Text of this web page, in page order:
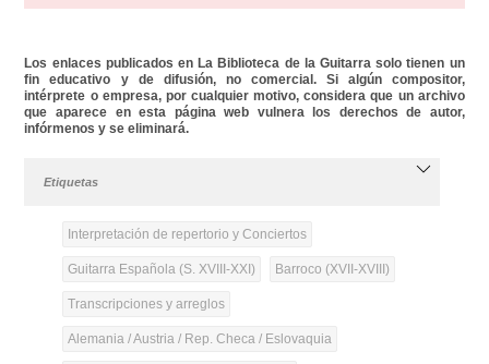
Área personal Reproductor
Los enlaces publicados en La Biblioteca de la Guitarra solo tienen un
fin educativo y de difusión, no comercial. Si algún compositor,
intérprete o empresa, por cualquier motivo, considera que un archivo
que aparece en esta página web vulnera los derechos de autor,
infórmenos y se eliminará.
Etiquetas
Interpretación de repertorio y Conciertos
Guitarra Española (S. XVIII-XXI) Barroco (XVII-XVIII)
Transcripciones y arreglos
Alemania / Austria / Rep. Checa / Eslovaquia